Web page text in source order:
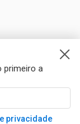
primeiro a
privacidade